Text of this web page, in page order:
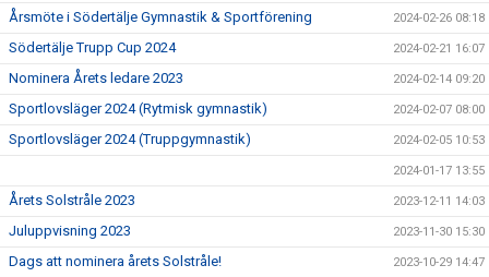
Årsmöte i Södertälje Gymnastik & Sportförening 2024-02-26 08:18
Södertälje Trupp Cup 2024 2024-02-21 16:07
Nominera Årets ledare 2023 2024-02-14 09:20
Sportlovsläger 2024 (Rytmisk gymnastik) 2024-02-07 08:00
Sportlovsläger 2024 (Truppgymnastik) 2024-02-05 10:53
2024-01-17 13:55
Årets Solstråle 2023 2023-12-11 14:03
Juluppvisning 2023 2023-11-30 15:30
Dags att nominera årets Solstråle! 2023-10-29 14:47